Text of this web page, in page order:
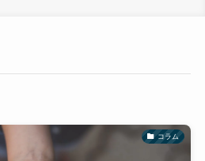
コラム